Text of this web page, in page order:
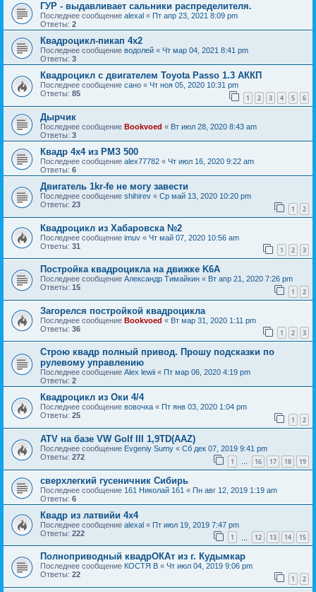
ГУР - выдавливает сальники распределителя.
Последнее сообщение alexal « Пт апр 23, 2021 8:09 pm
Ответы: 2
Квадроцикл-пикап 4х2
Последнее сообщение водолей « Чт мар 04, 2021 8:41 pm
Ответы: 3
Квадроцикл с двигателем Toyota Passo 1.3 АККП
Последнее сообщение сано « Чт ноя 05, 2020 10:31 pm
Ответы: 85 1 2 3 4 5 6
Дырчик
Последнее сообщение Bookvoed « Вт июл 28, 2020 8:43 am
Ответы: 3
Квадр 4х4 из РМЗ 500
Последнее сообщение alex77782 « Чт июл 16, 2020 9:22 am
Ответы: 6
Двигатель 1kr-fe не могу завести
Последнее сообщение shihirev « Ср май 13, 2020 10:20 pm
Ответы: 23 1 2
Квадроцикл из Хабаровска №2
Последнее сообщение imuv « Чт май 07, 2020 10:56 am
Ответы: 31 1 2 3
Постройка квадроцикла на движке K6A
Последнее сообщение Александр Тимайкин « Вт апр 21, 2020 7:26 pm
Ответы: 15 1 2
Загорелся постройкой квадроцикла
Последнее сообщение Bookvoed « Вт мар 31, 2020 1:11 pm
Ответы: 36 1 2 3
Строю квадр полный привод. Прошу подсказки по
рулевому управлению
Последнее сообщение Alex lewii « Пт мар 06, 2020 4:19 pm
Ответы: 2
Квадроцикл из Оки 4/4
Последнее сообщение вовочка « Пт янв 03, 2020 1:04 pm
Ответы: 25 1 2
ATV на базе VW Golf III 1,9TD(AAZ)
Последнее сообщение Evgeniy Sumy « Сб дек 07, 2019 9:41 pm
Ответы: 272 1 … 16 17 18 19
сверхлегкий гусеничник Сибирь
Последнее сообщение 161 Николай 161 « Пн авг 12, 2019 1:19 am
Ответы: 6
Квадр из латвийи 4x4
Последнее сообщение alexal « Пт июл 19, 2019 7:47 pm
Ответы: 222 1 12 13 14 15
Полноприводный квадрОКАт из г. Кудымкар
Последнее сообщение КОСТЯ В « Чт июл 04, 2019 9:06 pm
Ответы: 22 1 2